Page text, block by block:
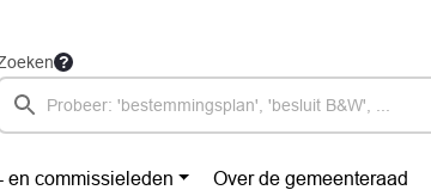
en commissieleden Over de gemeenteraad